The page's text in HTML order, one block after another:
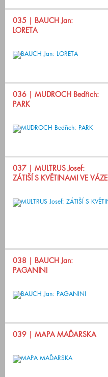
035 | BAUCH Jan:
LORETA
036 | MUDROCH Bedřich:
PARK
037 | MULTRUS Josef:
ZÁTIŠÍ S KVĚTINAMI VE VÁZE
038 | BAUCH Jan:
PAGANINI
039 | MAPA MAĎARSKA